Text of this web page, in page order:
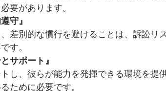
要があります。
守』
差別的な慣行を避けることは、訴訟リ
す。
サポート』
し、彼らが能力を発揮できる環境を提
ために必要です。